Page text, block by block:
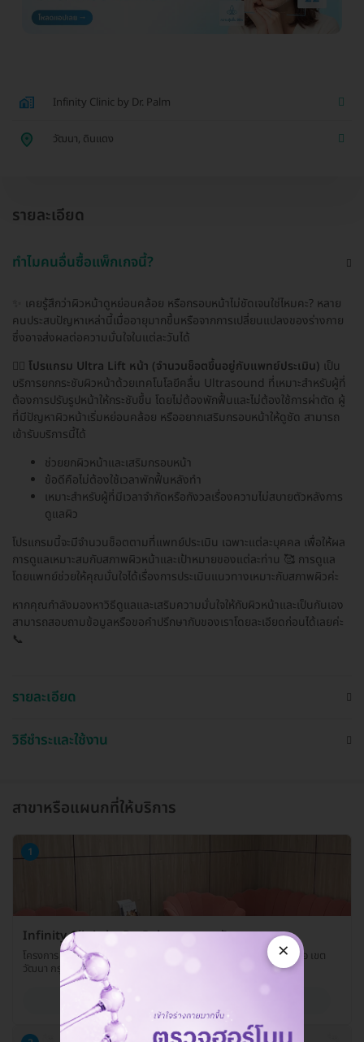
Infinity Clinic by Dr. Palm
วัฒนา, ดินแดง
รายละเอียด
ทำไมคนอื่นซื้อแพ็กเกจนี้?
✨ เคยรู้สึกว่าผิวหน้าดูหย่อนคล้อย หรือกรอบหน้าไม่ชัดเจนใช่ไหมคะ? หลาย
คนประสบปัญหาเหล่านี้เมื่ออายุมากขึ้นหรือจากการเปลี่ยนแปลงของร่างกาย
ซึ่งอาจส่งผลต่อความมั่นใจในแต่ละวันได้
🧑‍⚕️ โปรแกรม Ultra Lift หน้า (จำนวนช็อตขึ้นอยู่กับแพทย์ประเมิน) เป็น
บริการยกกระชับผิวหน้าด้วยเทคโนโลยีคลื่น Ultrasound ที่เหมาะสำหรับผู้ที่
ต้องการปรับรูปหน้าให้กระชับขึ้น โดยไม่ต้องพักฟื้นและไม่ต้องใช้การผ่าตัด ผู้
ที่มีปัญหาผิวหน้าเริ่มหย่อนคล้อย หรืออยากเสริมกรอบหน้าให้ดูชัด สามารถ
เข้ารับบริการนี้ได้
ช่วยยกผิวหน้าและเสริมกรอบหน้า
ข้อดีคือไม่ต้องใช้เวลาพักฟื้นหลังทำ
เหมาะสำหรับผู้ที่มีเวลาจำกัดหรือกังวลเรื่องความไม่สบายตัวหลังการ
ดูแลผิว
โปรแกรมนี้จะมีจำนวนช็อตตามที่แพทย์ประเมิน เฉพาะแต่ละบุคคล เพื่อให้ผล
การดูแลเหมาะสมกับสภาพผิวหน้าและเป้าหมายของแต่ละท่าน 🥰 การดูแล
โดยแพทย์ช่วยให้คุณมั่นใจได้เรื่องการประเมินแนวทางเหมาะกับสภาพผิวค่ะ
หากคุณกำลังมองหาวิธีดูแลและเสริมความมั่นใจให้กับผิวหน้าและเป็นกันเอง
สามารถสอบถามข้อมูลหรือขอคำปรึกษากับของเราโดยละเอียดก่อนได้เลยค่ะ
📞
รายละเอียด
วิธีชำระและใช้งาน
สาขาหรือแผนกที่ให้บริการ
1
Infinity Clinic by Dr. Palm สาขาเอกมัย
โครงการ Taisin Square 1521/1 ชั้น 1 ถ. สุขุมวิท แขวงพระโขนงเหนือ เขต
วัฒนา กรุงเทพมหานคร 10110
×